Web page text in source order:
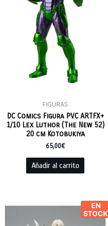
FIGURAS
DC Comics Figura PVC ARTFX+
1/10 Lex Luthor (The New 52)
20 cm Kotobukiya
65,00€
Añadir al carrito
EN
STOCK